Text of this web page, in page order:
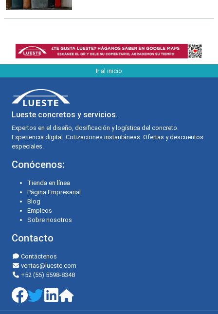
Ir al inicio
Lueste concretos y servicios.
Expertos en el diseño, dosificación y logística del concreto.
Experiencia digital. Cotizaciones instantáneas. Ofertas y descuentos
especiales.
Conócenos:
Tienda en línea
Página Empresarial
Blog
Empleos
Sobre nosotros
Contacto
Contáctenos
ventas@lueste.com
+52 (55) 5598-8348